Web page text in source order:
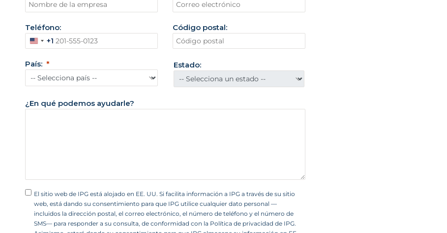
Teléfono:
E
t
a
o
s
+
1
+1
Código postal:
País: Estado:
¿En qué podemos ayudarle?
El sitio web de IPG está alojado en EE. UU. Si facilita información a IPG a través de su sitio
web, está dando su consentimiento para que IPG utilice cualquier dato personal —
incluidos la dirección postal, el correo electrónico, el número de teléfono y el número de
SMS— para responder a su consulta, de conformidad con la Política de privacidad de IPG.